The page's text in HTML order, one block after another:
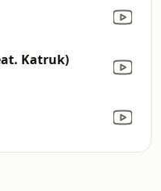
Katruk)